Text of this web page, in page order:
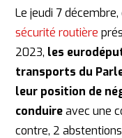
Le jeudi 7
sécurité routière
2023, les
transports du
leur position de
conduireavec une
contre, 2